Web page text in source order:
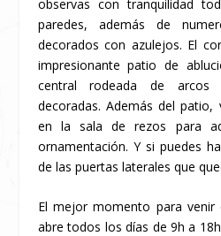
observas con tranquilidad
paredes, además de
decorados con azulejos. El
impresionante patio de
central rodeada de arcos
decoradas. Además del patio,
en la sala de rezos para
ornamentación. Y si puedes
de las puertas laterales que
El mejor momento para
abre todos los días de 9h a